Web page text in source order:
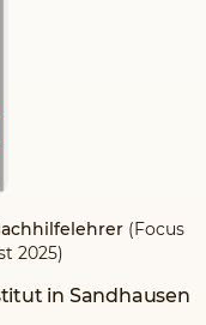
(Focus
2025)
in Sandhausen